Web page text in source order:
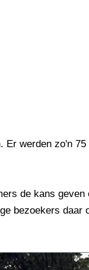
Er werden zo'n
de kans geven
bezoekers daar